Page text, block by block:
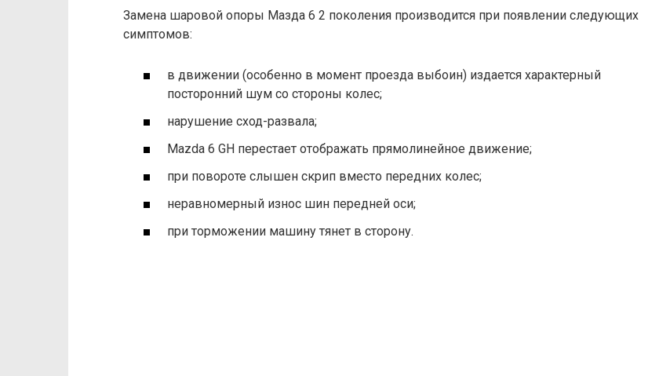
Замена шаровой опоры Мазда 6 2 поколения производится при появлении следующих
симптомов:
в движении (особенно в момент проезда выбоин) издается характерный
посторонний шум со стороны колес;
нарушение сход-развала;
Mazda 6 GH перестает отображать прямолинейное движение;
при повороте слышен скрип вместо передних колес;
неравномерный износ шин передней оси;
при торможении машину тянет в сторону.